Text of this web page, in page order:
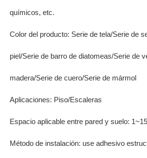
químicos, etc.
Color del producto: Serie de tela/Serie de
piel/Serie de barro de diatomeas/Serie de
madera/Serie de cuero/Serie de mármol
Aplicaciones: Piso/Escaleras
Espacio aplicable entre pared y suelo:
Método de instalación: use adhesivo